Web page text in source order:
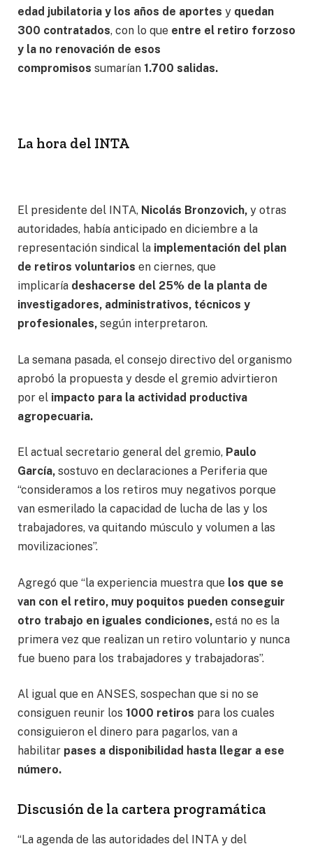
edad jubilatoria y los años de aportes y quedan
300 contratados, con lo que entre el retiro forzoso
y la no renovación de esos
compromisos sumarían 1.700 salidas.
La hora del INTA
El presidente del INTA, Nicolás Bronzovich, y otras
autoridades, había anticipado en diciembre a la
representación sindical la implementación del plan
de retiros voluntarios en ciernes, que
implicaría deshacerse del 25% de la planta de
investigadores, administrativos, técnicos y
profesionales, según interpretaron.
La semana pasada, el consejo directivo del organismo
aprobó la propuesta y desde el gremio advirtieron
por el impacto para la actividad productiva
agropecuaria.
El actual secretario general del gremio, Paulo
García, sostuvo en declaraciones a Periferia que
“consideramos a los retiros muy negativos porque
van esmerilado la capacidad de lucha de las y los
trabajadores, va quitando músculo y volumen a las
movilizaciones”.
Agregó que “la experiencia muestra que los que se
van con el retiro, muy poquitos pueden conseguir
otro trabajo en iguales condiciones, está no es la
primera vez que realizan un retiro voluntario y nunca
fue bueno para los trabajadores y trabajadoras”.
Al igual que en ANSES, sospechan que si no se
consiguen reunir los 1000 retiros para los cuales
consiguieron el dinero para pagarlos, van a
habilitar pases a disponibilidad hasta llegar a ese
número.
Discusión de la cartera programática
“La agenda de las autoridades del INTA y del